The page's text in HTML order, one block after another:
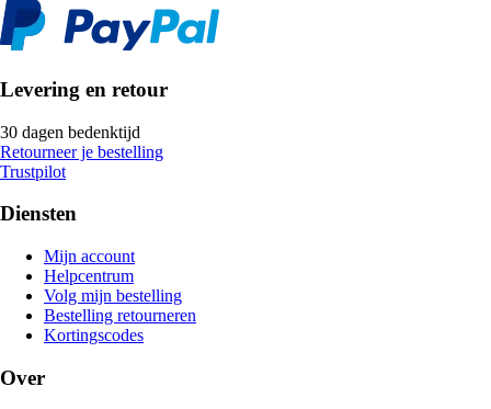
Levering en retour
30 dagen bedenktijd
Retourneer je bestelling
Trustpilot
Diensten
Mijn account
Helpcentrum
Volg mijn bestelling
Bestelling retourneren
Kortingscodes
Over